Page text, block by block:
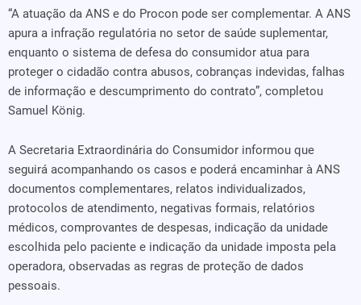
“A atuação da ANS e do Procon pode ser complementar. A ANS
apura a infração regulatória no setor de saúde suplementar,
enquanto o sistema de defesa do consumidor atua para
proteger o cidadão contra abusos, cobranças indevidas, falhas
de informação e descumprimento do contrato”, completou
Samuel König.
A Secretaria Extraordinária do Consumidor informou que
seguirá acompanhando os casos e poderá encaminhar à ANS
documentos complementares, relatos individualizados,
protocolos de atendimento, negativas formais, relatórios
médicos, comprovantes de despesas, indicação da unidade
escolhida pelo paciente e indicação da unidade imposta pela
operadora, observadas as regras de proteção de dados
pessoais.